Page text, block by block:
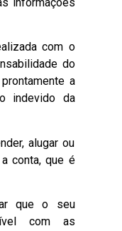
com o
do
a
indevido da
alugar ou
conta, que é
que o seu
com as